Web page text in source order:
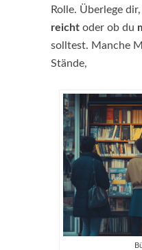
Rolle. Überlege
reicht oder ob du
solltest. Manche
Stände,